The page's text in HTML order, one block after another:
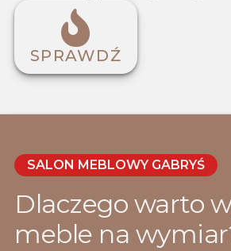
SPRAWDŹ
SALON MEBLOWY GABRYŚ
Dlaczego warto
meble na